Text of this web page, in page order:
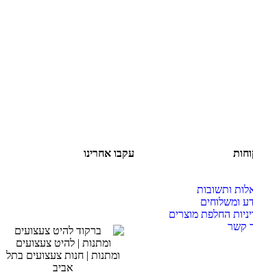
ותשובות
ומשלוחים
החלפת מוצרים
קשר
עקבו אחרינו